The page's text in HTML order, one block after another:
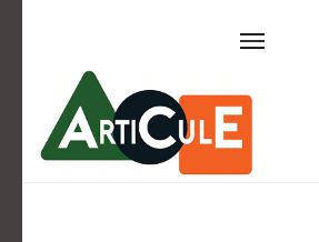
ARTICULE ASBL
Présentation